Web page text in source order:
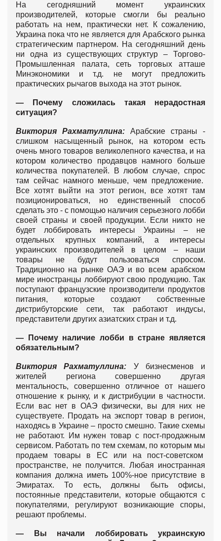
На сегодняшний момент украинских
производителей, которые смогли бы реально
работать на нем, практически нет. К сожалению,
Украина пока что не является для Арабского рынка
стратегическим партнером. На сегодняшний день
ни одна из существующих структур – Торгово-
Промышленная палата, сеть торговых атташе
Минэкономики и т.д. не могут предложить
практических рычагов выхода на этот рынок.
— Почему сложилась такая нерадостная
ситуация?
Виктория Рахматуллина: Арабские страны -
слишком насыщенный рынок, на котором есть
очень много товаров великолепного качества, и на
котором количество продавцов намного больше
количества покупателей. В любом случае, спрос
там сейчас намного меньше, чем предложение.
Все хотят выйти на этот регион, все хотят там
позиционироваться, но единственный способ
сделать это - с помощью наличия серьезного лобби
своей страны и своей продукции. Если никто не
будет лоббировать интересы Украины – не
отдельных крупных компаний, а интересы
украинских производителей в целом – наши
товары не будут пользоваться спросом.
Традиционно на рынке ОАЭ и во всем арабском
мире иностранцы лоббируют свою продукцию. Так
поступают французские производители продуктов
питания, которые создают собственные
дистрибуторские сети, так работают индусы,
представители других азиатских стран и т.д.
— Почему наличие лобби в стране является
обязательным?
Виктория Рахматуллина: У бизнесменов и
жителей региона совершенно другая
ментальность, совершенно отличное от нашего
отношение к рынку, и к дистрибуции в частности.
Если вас нет в ОАЭ физически, вы для них не
существуете. Продать на экспорт товар в регион,
находясь в Украине – просто смешно. Такие схемы
не работают. Им нужен товар с пост-продажным
сервисом. Работать по тем схемам, по которым мы
продаем товары в ЕС или на пост-советском
пространстве, не получится. Любая иностранная
компания должна иметь 100%-ное присутствие в
Эмиратах. То есть, должны быть офисы,
постоянные представители, которые общаются с
покупателями, регулируют возникающие споры,
решают проблемы.
— Вы начали лоббировать украинскую